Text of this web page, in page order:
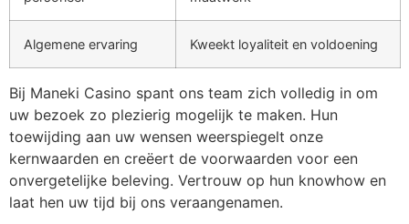
Algemene ervaring Kweekt loyaliteit en voldoening
Bij Maneki Casino spant ons team zich volledig in om
uw bezoek zo plezierig mogelijk te maken. Hun
toewijding aan uw wensen weerspiegelt onze
kernwaarden en creëert de voorwaarden voor een
onvergetelijke beleving. Vertrouw op hun knowhow en
laat hen uw tijd bij ons veraangenamen.